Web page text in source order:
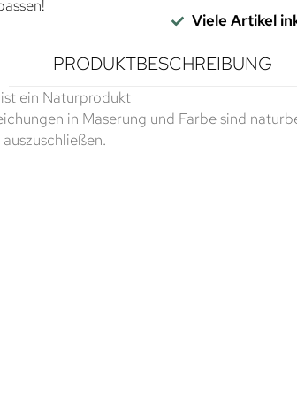
Viele Artikel
PRODUKTBESCHREIBUNG
ein Naturprodukt
in Maserung und Farbe sind